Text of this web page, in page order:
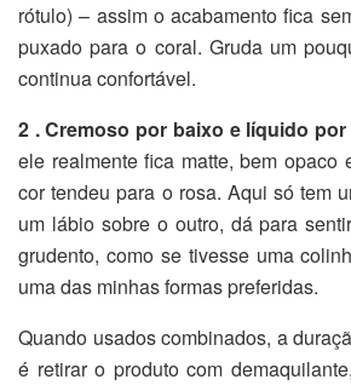
rótulo) – assim o acabamento fica
puxado para o coral. Gruda um
continua confortável.
2 . Cremoso por baixo e líquido por
ele realmente fica matte, bem opaco
cor tendeu para o rosa. Aqui só tem
um lábio sobre o outro, dá para
grudento, como se tivesse uma
uma das minhas formas preferidas.
Quando usados combinados, a
é retirar o produto com